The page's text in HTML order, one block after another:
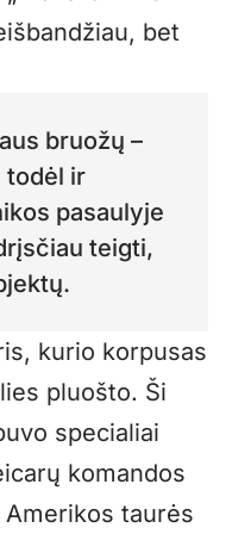
bet
bruožų –
todėl ir
pasaulyje
teigti,
kurio korpusas
pluošto. Ši
specialiai
komandos
Amerikos taurės